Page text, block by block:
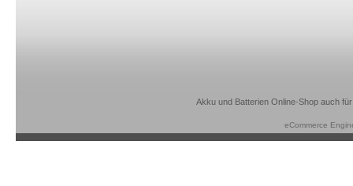
Akku und Batterien Online-Shop auch
eCommerce